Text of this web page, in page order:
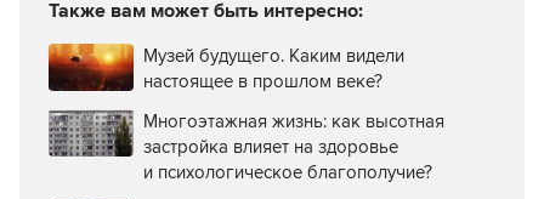
Также вам может быть интересно:
Музей будущего. Каким видели
настоящее в прошлом веке?
Многоэтажная жизнь: как высотная
застройка влияет на здоровье
и психологическое благополучие?